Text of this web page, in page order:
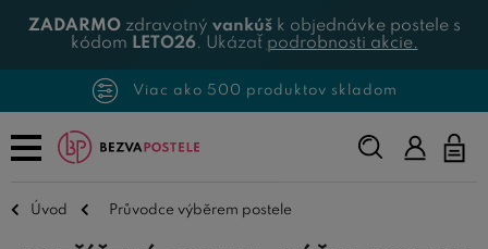
ZADARMOzdravotný vankúšk objednávke postele s
kódom LETO26. Ukázať podrobnosti akcie.
Viac ako 500 produktov skladom
Napíšte,
čo
Úvod Průvodce výběrem postele